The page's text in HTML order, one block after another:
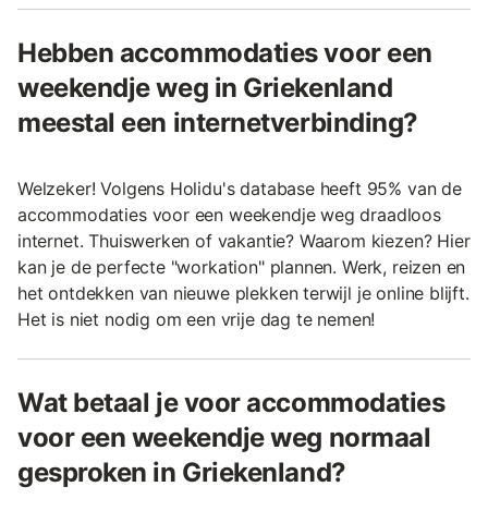
Hebben accommodaties voor een
weekendje weg in Griekenland
meestal een internetverbinding?
Welzeker! Volgens Holidu's database heeft 95% van de
accommodaties voor een weekendje weg draadloos
internet. Thuiswerken of vakantie? Waarom kiezen? Hier
kan je de perfecte "workation" plannen. Werk, reizen en
het ontdekken van nieuwe plekken terwijl je online blijft.
Het is niet nodig om een vrije dag te nemen!
Wat betaal je voor accommodaties
voor een weekendje weg normaal
gesproken in Griekenland?